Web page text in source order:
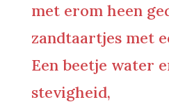
met erom heen
zandtaartjes met
Een beetje water
stevigheid,